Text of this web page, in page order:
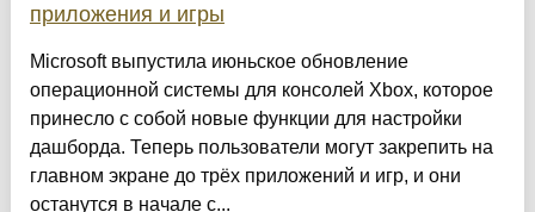
приложения и игры
Microsoft выпустила июньское обновление
операционной системы для консолей Xbox, которое
принесло с собой новые функции для настройки
дашборда. Теперь пользователи могут закрепить на
главном экране до трёх приложений и игр, и они
останутся в начале с...